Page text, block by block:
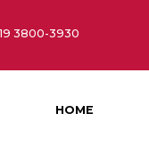
3800-3930
HOME